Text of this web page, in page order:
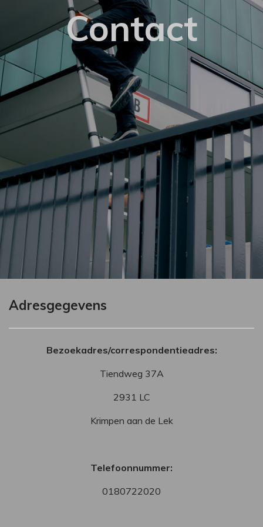
Contact
Adresgegevens
Bezoekadres/correspondentieadres:
Tiendweg 37A
2931 LC
Krimpen aan de Lek
Telefoonnummer:
0180722020